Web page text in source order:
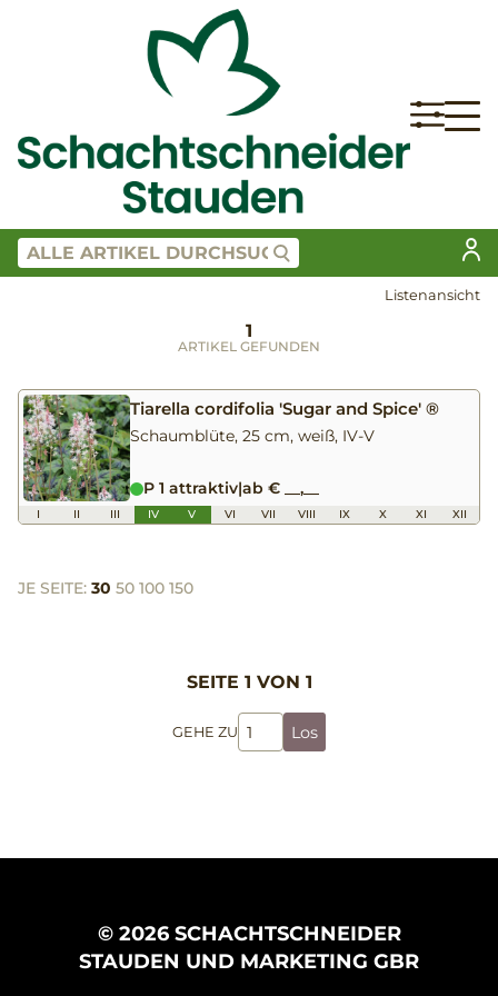
Listenansicht
1
ARTIKEL GEFUNDEN
Tiarella cordifolia 'Sugar and Spice' ®
Schaumblüte, 25 cm, weiß, IV-V
P 1 attraktiv|ab € __,__
I II III IV V VI VII VIII IX X XI XII
JE SEITE: 30 50 100 150
SEITE 1 VON 1
GEHE ZU Los
© 2026 SCHACHTSCHNEIDER
STAUDEN UND MARKETING GBR